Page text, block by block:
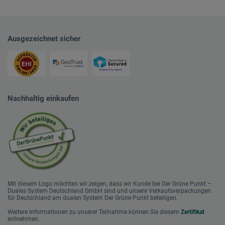
Ausgezeichnet sicher
Nachhaltig einkaufen
Mit diesem Logo möchten wir zeigen, dass wir Kunde bei Der Grüne Punkt –
Duales System Deutschland GmbH sind und unsere Verkaufsverpackungen
für Deutschland am dualen System Der Grüne Punkt beteiligen.
Weitere Informationen zu unserer Teilnahme können Sie diesem Zertifikat
entnehmen.